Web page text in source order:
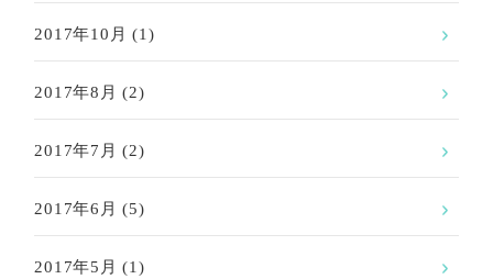
2017年10月 (1)
2017年8月 (2)
2017年7月 (2)
2017年6月 (5)
2017年5月 (1)